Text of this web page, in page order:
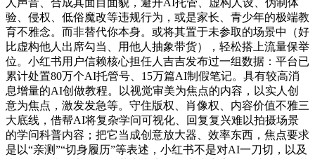
人声音、合成其面目面貌，避开AI托管、虚构人设、伪制体
验、侵权、低俗魔改等违规行为，或是家长、青少年的极端教
育不雅念。而非替代你本身。或将其置于未参取的场景中（好
比虚构他人出席勾当、用他人抽象带货），轻松搭上流量保举
位。小红书用户信赖核心担任人吉吉发布过一组数据：平台已
累计处置80万个AI托管号、15万篇AI制假笔记。具有较高消
息增量的AI创做教程。以视觉审美为焦点的内容，以实人创
意为焦点，激发发急等。守住版权、肖像权、内容价值不雅三
大底线，借帮AI将复杂学问可视化、回复复兴难以拍摄场景
的学问科普内容；把它当成创意放大器、效率东西，焦点要求
是以“亲测”“切身履历”等表述，小红书不是对AI一刀切，以及